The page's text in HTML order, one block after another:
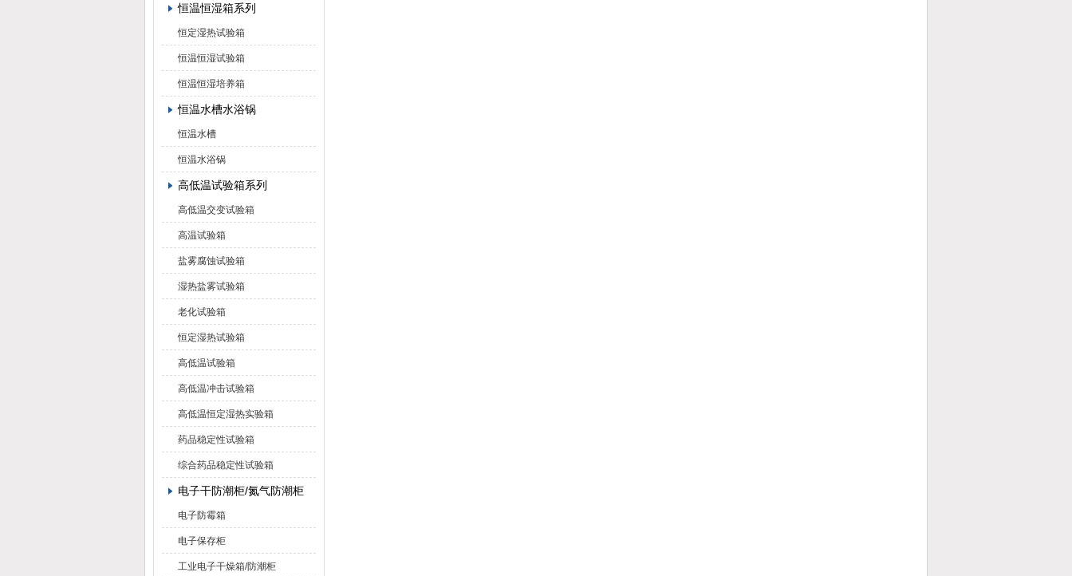
恒温恒湿箱系列
恒定湿热试验箱
恒温恒湿试验箱
恒温恒湿培养箱
恒温水槽水浴锅
恒温水槽
恒温水浴锅
高低温试验箱系列
高低温交变试验箱
高温试验箱
盐雾腐蚀试验箱
湿热盐雾试验箱
老化试验箱
恒定湿热试验箱
高低温试验箱
高低温冲击试验箱
高低温恒定湿热实验箱
药品稳定性试验箱
综合药品稳定性试验箱
电子干防潮柜/氮气防潮柜
电子防霉箱
电子保存柜
工业电子干燥箱/防潮柜